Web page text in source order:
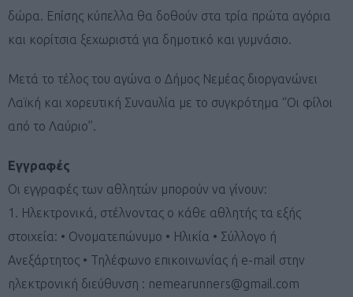
δώρα. Επίσης κύπελλα θα δοθούν στα τρία πρώτα αγόρια
και κορίτσια ξεχωριστά για δημοτικό και γυμνάσιο.
Μετά το τέλος του αγώνα ο Δήμος Νεμέας διοργανώνει
Λαϊκή και χορευτική Συναυλία με το συγκρότημα “Οι φίλοι
από το Λαύριο”.
Εγγραφές
Οι εγγραφές των αθλητών μπορούν να γίνουν:
1. Ηλεκτρονικά, στέλνοντας ο κάθε αθλητής τα εξής
στοιχεία: • Ονοματεπώνυμο • Ηλικία • Σύλλογο ή
Ανεξάρτητος • Τηλέφωνο επικοινωνίας ή e-mail στην
ηλεκτρονική διεύθυνση : nemearunners@gmail.com